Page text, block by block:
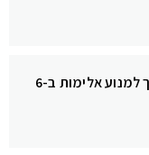
תיאטרון נגד בריונות: אלעד רוט מלמד איך למנוע אלימות ב-6